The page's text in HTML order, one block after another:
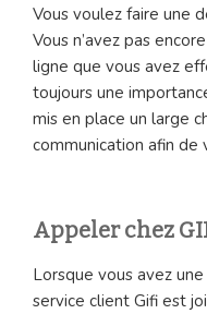
Vous voulez faire une
Vous n’avez pas
ligne que vous avez
toujours une
mis en place un large
communication afin de
Appeler chez
Lorsque vous avez
service client Gifi est